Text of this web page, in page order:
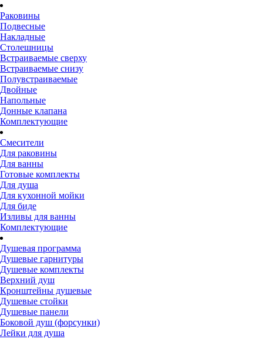
Раковины
Подвесные
Накладные
Столешницы
Встраиваемые сверху
Встраиваемые снизу
Полувстраиваемые
Двойные
Напольные
Донные клапана
Комплектующие
Смесители
Для раковины
Для ванны
Готовые комплекты
Для душа
Для кухонной мойки
Для биде
Изливы для ванны
Комплектующие
Душевая программа
Душевые гарнитуры
Душевые комплекты
Верхний душ
Кронштейны душевые
Душевые стойки
Душевые панели
Боковой душ (форсунки)
Лейки для душа